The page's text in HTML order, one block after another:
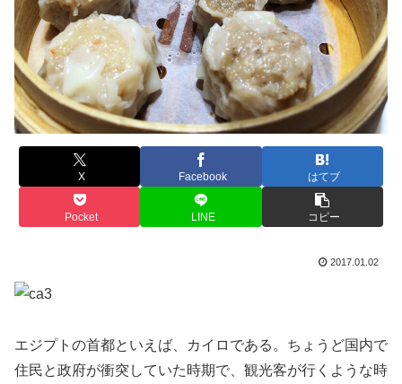
X Facebook はてブ
Pocket LINE コピー
2017.01.02
エジプトの首都といえば、カイロである。ちょうど国内で
住民と政府が衝突していた時期で、観光客が行くような時